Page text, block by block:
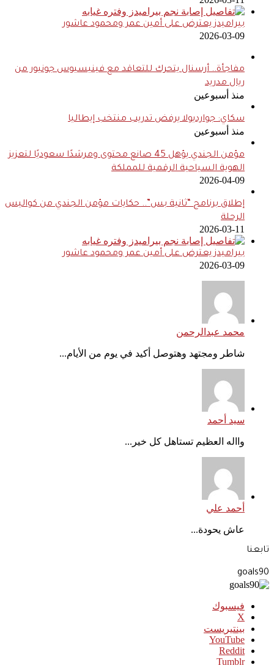
بيراميدز يعترض على أمين عمر ومحمود عاشور
2026-03-09
مفاجأة.. أرسنال يتحرك للتعاقد مع فينيسيوس جونيور من
ريال مدريد
منذ أسبوعين
سكاي: جوارديولا يرفض تدريب منتخب إيطاليا
منذ أسبوعين
مؤمن الجندي يؤهل 45 صانع محتوى ومرشدًا سعوديًا لتعزيز
الهوية السياحية الرقمية للمملكة
2026-04-09
إطلاق برنامج “ثانية بس”.. حكايات مؤمن الجندي من كواليس
الرحلة
2026-03-11
بيراميدز يعترض على أمين عمر ومحمود عاشور
2026-03-09
محمد عبدالرحمن
شاطر ومجتهد وهتوصل أكيد في يوم من الأيام...
سيد أحمد
وااله العظيم تستاهل كل خير...
أحمد علي
عاش يحودة...
تابعنا
goals90
فيسبوك
‫X
بينتيريست
‫YouTube